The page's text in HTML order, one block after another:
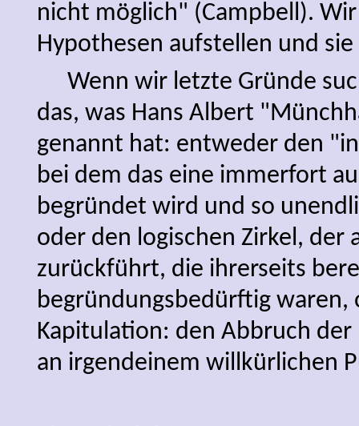
nicht möglich" (Campbell).
Hypothesen aufstellen und
Wenn wir letzte Gründe
das, was Hans Albert
genannt hat: entweder den
bei dem das eine immerfort
begründet wird und so
oder den logischen Zirkel, der
zurückführt, die ihrerseits
begründungsbedürftig waren,
Kapitulation: den Abbruch der
an irgendeinem willkürlichen